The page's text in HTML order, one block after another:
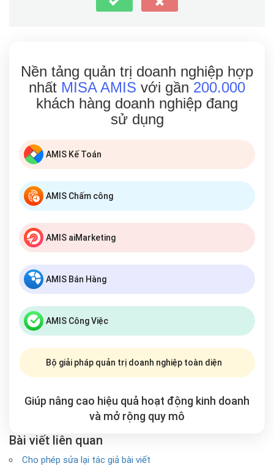
Nền tảng quản trị doanh nghiệp hợp
nhất MISA AMIS với gần 200.000
khách hàng doanh nghiệp đang
sử dụng
AMIS Kế Toán
AMIS Chấm công
AMIS aiMarketing
AMIS Bán Hàng
AMIS Công Việc
Bộ giải pháp quản trị doanh nghiệp toàn diện
Giúp nâng cao hiệu quả hoạt động kinh doanh
và mở rộng quy mô
Bài viết liên quan
Cho phép sửa lại tác giả bài viết